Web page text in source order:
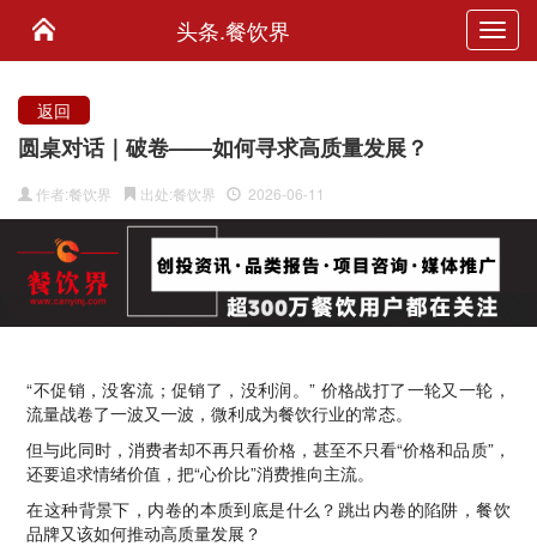
头条.餐饮界
返回
圆桌对话｜破卷——如何寻求高质量发展？
作者:餐饮界 出处:餐饮界 2026-06-11
“不促销，没客流；促销了，没利润。” 价格战打了一轮又一轮，
流量战卷了一波又一波，微利成为餐饮行业的常态。
但与此同时，消费者却不再只看价格，甚至不只看“价格和品质”，
还要追求情绪价值，把“心价比”消费推向主流。
在这种背景下，内卷的本质到底是什么？跳出内卷的陷阱，餐饮
品牌又该如何推动高质量发展？